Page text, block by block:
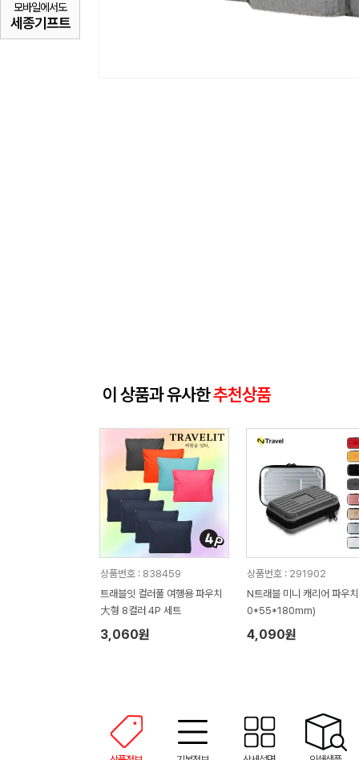
모바일에서도
세종기프트
이 상품과 유사한추천상품
상품번호 : 838459
트래블잇 컬러풀 여행용 파우치
大형 8컬러 4P 세트
3,060원
상품번호 : 291902
N트래블 미니 캐리어 파우
0*55*180mm)
4,090원